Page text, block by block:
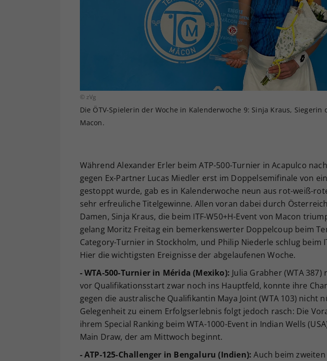
© zVg
Die ÖTV-Spielerin der Woche in Kalenderwoche 9: Sinja Kraus, Siegerin
Macon.
Während Alexander Erler beim ATP-500-Turnier in Acapulco
gegen Ex-Partner Lucas Miedler erst im Doppelsemifinale von
gestoppt wurde, gab es in Kalenderwoche neun aus rot-weiß-
sehr erfreuliche Titelgewinne. Allen voran dabei durch
Damen, Sinja Kraus, die beim ITF-W50+H-Event von Macon
gelang Moritz Freitag ein bemerkenswerter Doppelcoup beim
Category-Turnier in Stockholm, und Philip Niederle schlug beim
Hier die wichtigsten Ereignisse der abgelaufenen Woche.
- WTA-500-Turnier in Mérida (Mexiko): Julia Grabher (WTA
vor Qualifikationsstart zwar noch ins Hauptfeld, konnte ihre
gegen die australische Qualifikantin Maya Joint (WTA 103) nicht
Gelegenheit zu einem Erfolgserlebnis folgt jedoch rasch: Die
ihrem Special Ranking beim WTA-1000-Event in Indian Wells
Main Draw, der am Mittwoch beginnt.
- ATP-125-Challenger in Bengaluru (Indien): Auch beim
Ihrer
Webseiten-